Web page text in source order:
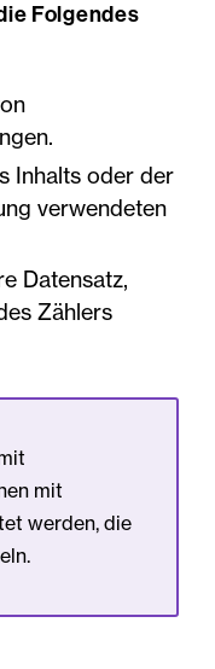
Folgendes
Inhalts oder der
verwendeten
Datensatz,
Zählers
mit
werden, die